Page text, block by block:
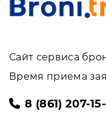
Сайт сервиса
Время приема
8 (861) 207-